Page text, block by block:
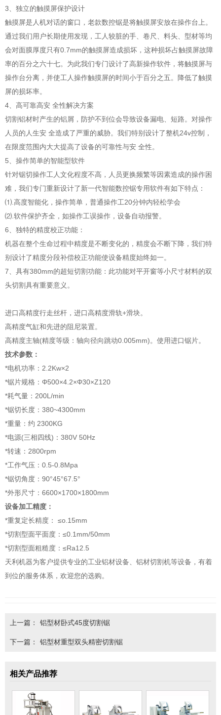
3、独立的触摸屏保护设计
触摸屏是人机对话的窗口，老款数控锯是将触摸屏安放在操作台上。
通过我们用户长期使用发现，工人较脏的手、卷尺、料头、型材等均
会对面膜厚度只有0.7mm的触摸屏造成损坏，这种损坏占触摸屏故障
率的百分之六十七。为此我们专门设计了高新操作软件，将触摸屏与
操作台分离，并使工人操作触摸屏的时间小于百分之五。降低了触摸
屏的损坏率。
4、高可靠高安 全性解决方案
切割铝材时产生的铝屑，防护不到位会导致设备漏电、短路。对操作
人员的人生安 全造成了严重的威胁。我们特别设计了整机24v控制，
在限度范围内大大提高了设备的可靠性与安 全性。
5、操作简单的智能型软件
针对锯切操作工人文化程度不高，人员更换频繁等因素造成的操作困
难，我们专门重新设计了新一代智能数控锯专用软件有如下特点：
⑴.高度智能化，操作简单，普通操作工20分钟内轻松学会
⑵.软件保护齐全，如操作工误操作，设备自动报警。
6、独特的精度校正功能：
机器在整个生命过程中精度是不断变化的，精度会不断下降，我们特
别设计了精度分段补偿校正功能使设备精度始终如一。
7、具有380mm的超短切割功能：此功能对平开窗等小尺寸材料的双
头切割具有重要意义。
进口高精度行走丝杆，进口高精度滑轨+滑块。
高精度气缸和先进的阻尼装置。
高精度主轴(精度等级：轴向径向跳动0.005mm)。使用进口锯片。
技术参数：
*电机功率：2.2Kw×2
*锯片规格：Φ500×4.2×Φ30×Z120
*耗气量：200L/min
*锯切长度：380~4300mm
*重量：约 2300KG
*电源(三相四线)：380V 50Hz
*转速：2800rpm
*工作气压：0.5-0.8Mpa
*锯切角度：90°45°67.5°
*外形尺寸：6600×1700×1800mm
设备加工精度：
*重复定长精度： ≤o.15mm
*切割型面平面度：≤0.1mm/50mm
*切割型面粗糙度：≤Ra12.5
天利机器为客户提供专业的工业铝材设备、铝材切割机等设备，有着
到位的服务体系，欢迎您的选购。
上一篇： 铝型材卧式45度切割锯
下一篇： 铝型材重型双头精密切割锯
相关产品推荐